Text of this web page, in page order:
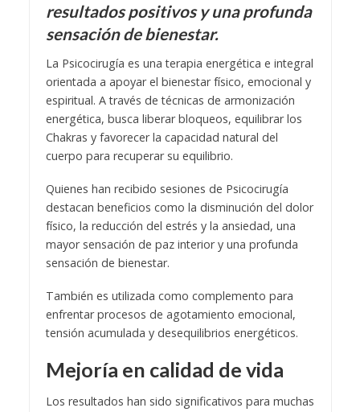
resultados positivos y una profunda
sensación de bienestar.
La Psicocirugía es una terapia energética e integral
orientada a apoyar el bienestar físico, emocional y
espiritual. A través de técnicas de armonización
energética, busca liberar bloqueos, equilibrar los
Chakras y favorecer la capacidad natural del
cuerpo para recuperar su equilibrio.
Quienes han recibido sesiones de Psicocirugía
destacan beneficios como la disminución del dolor
físico, la reducción del estrés y la ansiedad, una
mayor sensación de paz interior y una profunda
sensación de bienestar.
También es utilizada como complemento para
enfrentar procesos de agotamiento emocional,
tensión acumulada y desequilibrios energéticos.
Mejoría en calidad de vida
Los resultados han sido significativos para muchas